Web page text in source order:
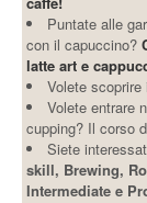
Puntate alle
con il capuccino?
latte art e
Volete
Volete entrare
cupping? Il corso
Siete
skill, Brewing,
Intermediate e